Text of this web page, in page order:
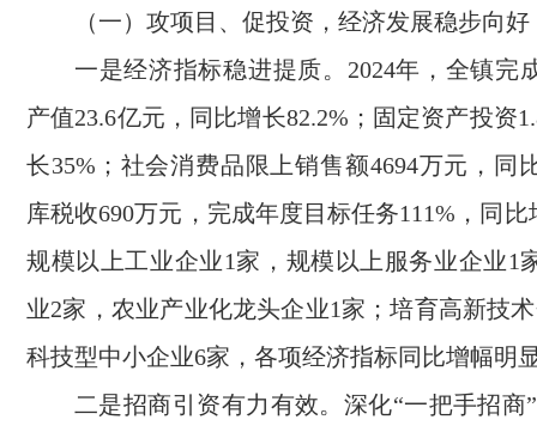
（一）攻项目、促投资，经济发展稳步向好
一是经济指标稳进提质。2024年，全镇完
产值23.6亿元，同比增长82.2%；固定资产投资
长35%；社会消费品限上销售额4694万元，同
库税收690万元，完成年度目标任务111%，同比
规模以上工业企业1家，规模以上服务业企业1
业2家，农业产业化龙头企业1家；培育高新技
科技型中小企业6家，各项经济指标同比增幅明
二是招商引资有力有效。深化“一把手招商